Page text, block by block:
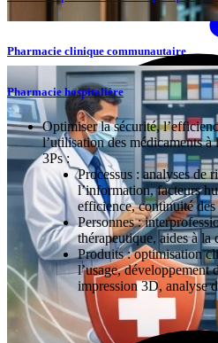
Pharmacie clinique communautaire
Jérôme Berger
Chargé d'enseignement
Description
Accéder
Pharmacie hospitalière
Optimiser la sécurité,
l’utilisation des médicaments à
3Ps :
Processus : analyses de
l’information, facteurs
efficience, continuité des
Personnes :
thérapeutique, aides à
Produits : optimisation
l’usage, développement
impression 3D, analyse